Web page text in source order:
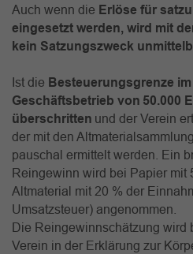
Auch wenn die Erlöse für
eingesetzt werden, wird mit
kein Satzungszweck
Ist die Besteuerungsgrenze
Geschäftsbetrieb von 50.000
überschritten und der Verein
der mit den
pauschal ermittelt werden. Ein
Reingewinn wird bei Papier mit
Altmaterial mit 20 % der
Umsatzsteuer) angenommen.
Die Reingewinnschätzung wird
Verein in der Erklärung zur